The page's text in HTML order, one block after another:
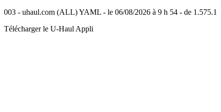
003 - uhaul.com (ALL) YAML - le 06/08/2026 à 9 h 54 - de 1.575.1
Télécharger le U-Haul Appli